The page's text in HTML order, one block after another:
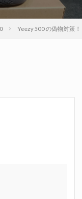
Yeezy 500 の偽物対策